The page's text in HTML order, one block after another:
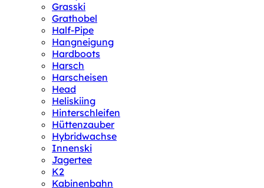
Grasski
Grathobel
Half-Pipe
Hangneigung
Hardboots
Harsch
Harscheisen
Head
Heliskiing
Hinterschleifen
Hüttenzauber
Hybridwachse
Innenski
Jagertee
K2
Kabinenbahn